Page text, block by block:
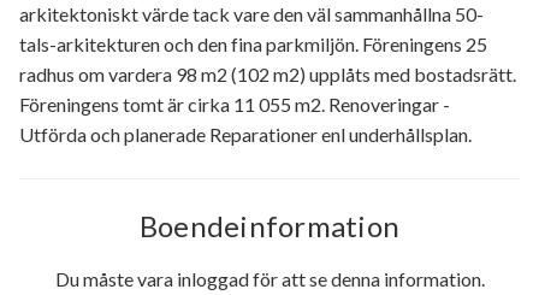
arkitektoniskt värde tack vare den väl sammanhållna 50-
tals-arkitekturen och den fina parkmiljön. Föreningens 25
radhus om vardera 98 m2 (102 m2) upplåts med bostadsrätt.
Föreningens tomt är cirka 11 055 m2. Renoveringar -
Utförda och planerade Reparationer enl underhållsplan.
Boendeinformation
Du måste vara inloggad för att se denna information.